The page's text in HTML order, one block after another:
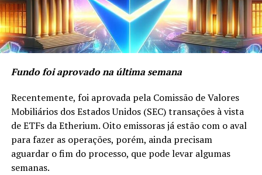
Fundo foi aprovado na última semana
Recentemente, foi aprovada pela Comissão de Valores
Mobiliários dos Estados Unidos (SEC) transações à vista
de ETFs da Etherium. Oito emissoras já estão com o aval
para fazer as operações, porém, ainda precisam
aguardar o fim do processo, que pode levar algumas
semanas.